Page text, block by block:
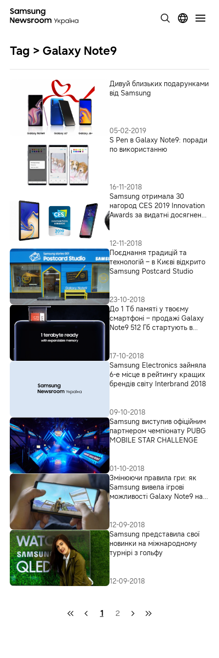
Tag > Galaxy Note9
Дивуй близьких подарунками
від Samsung
05-02-2019
S Pen в Galaxy Note9: поради
по використанню
16-11-2018
Samsung отримала 30
нагород CES 2019 Innovation
Awards за видатні досягнення
12-11-2018
Поєднання традицій та
технологій – в Києві відкрито
Samsung Postcard Studio
23-10-2018
До 1 Тб памяті у твоєму
смартфоні – продажі Galaxy
Note9 512 Гб стартують в
17-10-2018
Samsung Electronics зайняла
6-е місце в рейтингу кращих
брендів світу Interbrand 2018
09-10-2018
Samsung виступив офіційним
партнером чемпіонату PUBG
MOBILE STAR CHALLENGE
01-10-2018
Змінюючи правила гри: як
Samsung вивела ігрові
можливості Galaxy Note9 на
12-09-2018
Samsung представила свої
новинки на міжнародному
турнірі з гольфу
12-09-2018
1 2